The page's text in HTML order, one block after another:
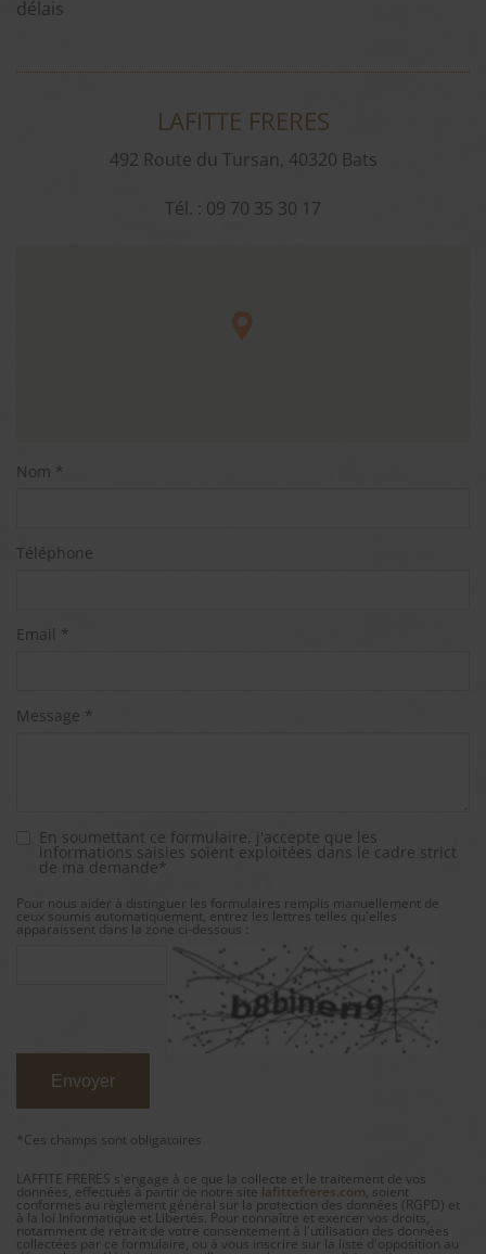
délais
LAFITTE FRERES
492 Route du Tursan, 40320 Bats
Tél. : 09 70 35 30 17
Nom *
Téléphone
Email *
Message *
En soumettant ce formulaire, j'accepte que les
informations saisies soient exploitées dans le cadre strict
de ma demande*
Pour nous aider à distinguer les formulaires remplis manuellement de
ceux soumis automatiquement, entrez les lettres telles qu'elles
apparaissent dans la zone ci-dessous :
*Ces champs sont obligatoires
LAFFITE FRERES s'engage à ce que la collecte et le traitement de vos
données, effectués à partir de notre site lafittefreres.com, soient
conformes au règlement général sur la protection des données (RGPD) et
à la loi Informatique et Libertés. Pour connaître et exercer vos droits,
notamment de retrait de votre consentement à l'utilisation des données
collectées par ce formulaire, ou à vous inscrire sur la liste d'opposition au